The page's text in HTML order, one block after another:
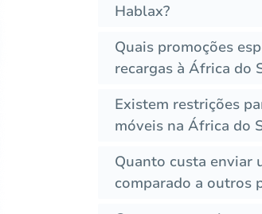
Hablax?
Quais promoções
recargas à África do
Existem restrições
móveis na África do
Quanto custa enviar
comparado a outros